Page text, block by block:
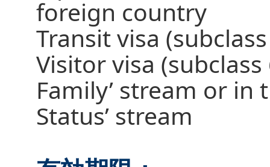
foreign country
Transit visa
Visitor visa (subclass
Family’ stream or in
Status’ stream